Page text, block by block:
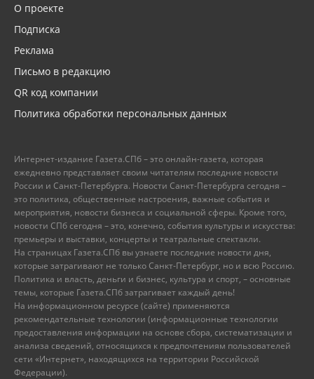
О проекте
Подписка
Реклама
Письмо в редакцию
QR код компании
Политика обработки персональных данных
Интернет-издание Газета.СПб – это онлайн-газета, которая
ежедневно представляет своим читателям последние новости
России и Санкт-Петербурга. Новости Санкт-Петербурга сегодня –
это политика, общественные настроения, важные события и
мероприятия, новости бизнеса и социальной сферы. Кроме того,
новости СПб сегодня – это, конечно, события культуры и искусства:
премьеры и выставки, концерты и театральные спектакли.
На страницах Газета.СПб вы узнаете последние новости дня,
которые затрагивают не только Санкт-Петербург, но и всю Россию.
Политика и власть, деньги и бизнес, культура и спорт, – основные
темы, которые Газета.СПб затрагивает каждый день!
На информационном ресурсе (сайте) применяются
рекомендательные технологии (информационные технологии
предоставления информации на основе сбора, систематизации и
анализа сведений, относящихся к предпочтениям пользователей
сети «Интернет», находящихся на территории Российской
Федерации).